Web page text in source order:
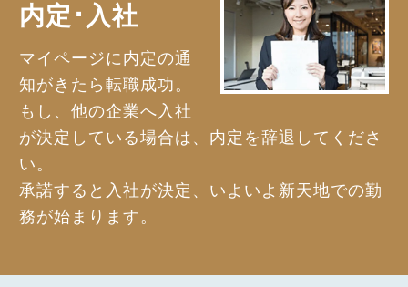
内定･入社
マイページに内定の通
知がきたら転職成功。
もし、他の企業へ入社
が決定している場合は、内定を辞退してくださ
い。
承諾すると入社が決定、いよいよ新天地での勤
務が始まります。